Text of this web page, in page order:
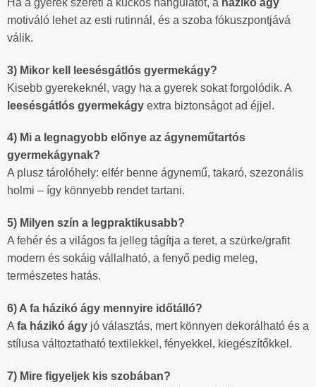
motiváló lehet az esti rutinnál, és a szoba fókuszpontjává
válik.
3) Mikor kell leesésgátlós gyermekágy?
Kisebb gyerekeknél, vagy ha a gyerek sokat forgolódik. A
leesésgátlós gyermekágy extra biztonságot ad éjjel.
4) Mi a legnagyobb előnye az ágyneműtartós
gyermekágynak?
A plusz tárolóhely: elfér benne ágynemű, takaró, szezonális
holmi – így könnyebb rendet tartani.
5) Milyen szín a legpraktikusabb?
A fehér és a világos fa jelleg tágítja a teret, a szürke/grafit
modern és sokáig vállalható, a fenyő pedig meleg,
természetes hatás.
6) A fa házikó ágy mennyire időtálló?
A fa házikó ágy jó választás, mert könnyen dekorálható és a
stílusa változtatható textilekkel, fényekkel, kiegészítőkkel.
7) Mire figyeljek kis szobában?